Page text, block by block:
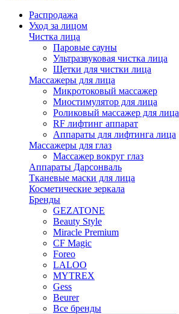
Распродажа
Уход за лицом
Чистка лица
Паровые сауны
Ультразвуковая чистка лица
Щетки для чистки лица
Массажеры для лица
Микротоковый массажер
Миостимулятор для лица
Роликовый массажер для лица
RF лифтинг аппарат
Аппараты для лифтинга лица
Массажеры для глаз
Массажер вокруг глаз
Аппараты Дарсонваль
Тканевые маски для лица
Косметические зеркала
Бренды
GEZATONE
Beauty Style
Miracle Premium
CF Magic
Foreo
LALOO
MYTREX
Gess
Beurer
Все бренды